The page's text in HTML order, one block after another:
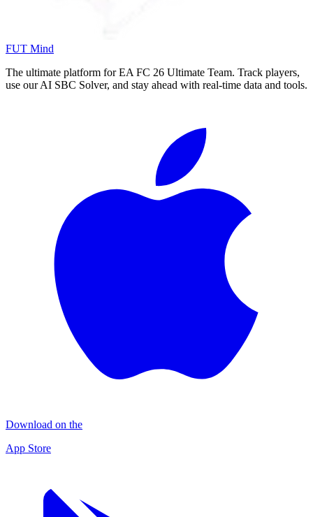
FUT Mind
The ultimate platform for EA FC 26 Ultimate Team. Track players,
use our AI SBC Solver, and stay ahead with real-time data and tools.
Download on the
App Store